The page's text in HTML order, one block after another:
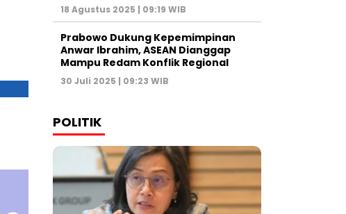
18 Agustus 2025 | 09:19 WIB
Prabowo Dukung Kepemimpinan
Anwar Ibrahim, ASEAN Dianggap
Mampu Redam Konflik Regional
30 Juli 2025 | 09:23 WIB
POLITIK